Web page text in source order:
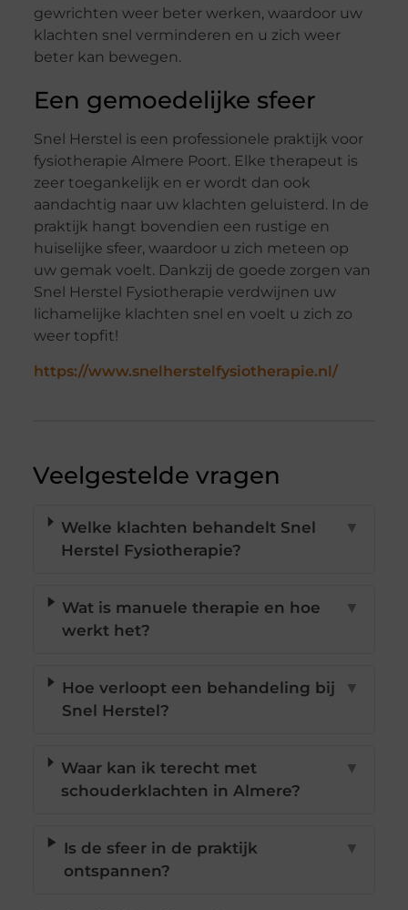
gewrichten weer beter werken, waardoor uw
klachten snel verminderen en u zich weer
beter kan bewegen.
Een gemoedelijke sfeer
Snel Herstel is een professionele praktijk voor
fysiotherapie Almere Poort. Elke therapeut is
zeer toegankelijk en er wordt dan ook
aandachtig naar uw klachten geluisterd. In de
praktijk hangt bovendien een rustige en
huiselijke sfeer, waardoor u zich meteen op
uw gemak voelt. Dankzij de goede zorgen van
Snel Herstel Fysiotherapie verdwijnen uw
lichamelijke klachten snel en voelt u zich zo
weer topfit!
https://www.snelherstelfysiotherapie.nl/
Veelgestelde vragen
Welke klachten behandelt Snel
Herstel Fysiotherapie?
▼
Wat is manuele therapie en hoe
werkt het?
▼
Hoe verloopt een behandeling bij
Snel Herstel?
▼
Waar kan ik terecht met
schouderklachten in Almere?
▼
Is de sfeer in de praktijk
ontspannen?
▼